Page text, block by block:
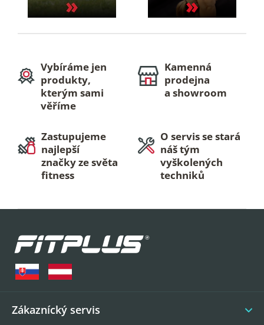
Vybíráme jen
produkty,
kterým sami
věříme
Kamenná
prodejna
a showroom
Zastupujeme
najlepší
značky ze světa
fitness
O servis se stará
náš tým
vyškolených
techniků
Zákaznícký servis